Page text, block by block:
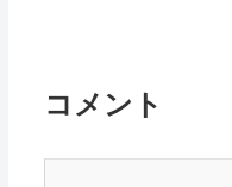
コメント